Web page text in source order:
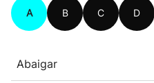
A B C D
Abaigar